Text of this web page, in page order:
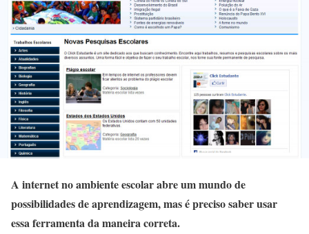
A internet no ambiente escolar abre um mundo de
possibilidades de aprendizagem, mas é preciso saber usar
essa ferramenta da maneira correta.